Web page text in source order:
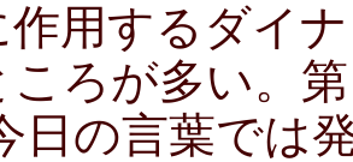
作用するダイ
ろが多い。
日の言葉では